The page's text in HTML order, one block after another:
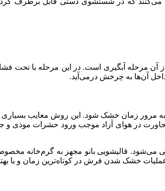
مرحله آبگیری است. در این مرحله با تحت
آن‌ها به چرخش درمی‌آید.
زمان خشک شود. این روش معایب بسیاری
در هوای آزاد موجب ورود حشرات موذی و
قالیشویی بانو مجهز به گرم‌خانه
خشک شدن فرش در کوتاه‌ترین زمان و با